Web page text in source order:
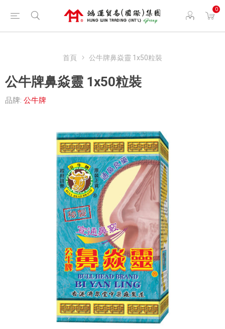
0
首頁 公牛牌鼻焱靈 1x50粒裝
公牛牌鼻焱靈 1x50粒裝
品牌: 公牛牌